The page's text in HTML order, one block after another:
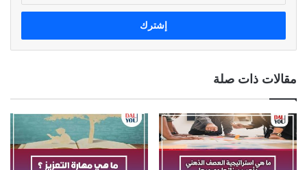
خ
ب
د
ك
ل
إ
مقالات ذات صلة